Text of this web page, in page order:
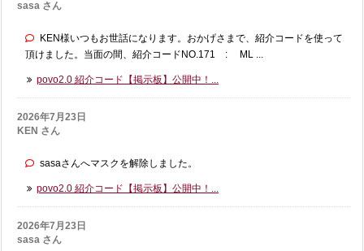
sasa さん
KEN様いつもお世話になります。おかげさまで、紹介コードを使って
頂けました。当面の間、紹介コードNO.171 : ML ...
povo2.0 紹介コード【掲示板】公開中！...
2026年7月23日
KEN さん
sasaさんへマスクを解除しました。
povo2.0 紹介コード【掲示板】公開中！...
2026年7月23日
sasa さん